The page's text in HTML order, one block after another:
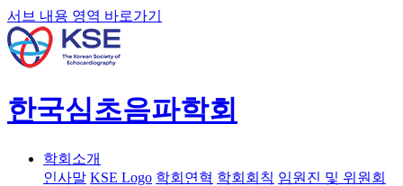
서브 내용 영역 바로가기
한국심초음파학회
학회소개
인사말 KSE Logo 학회연혁 학회회칙 임원진 및 위원회